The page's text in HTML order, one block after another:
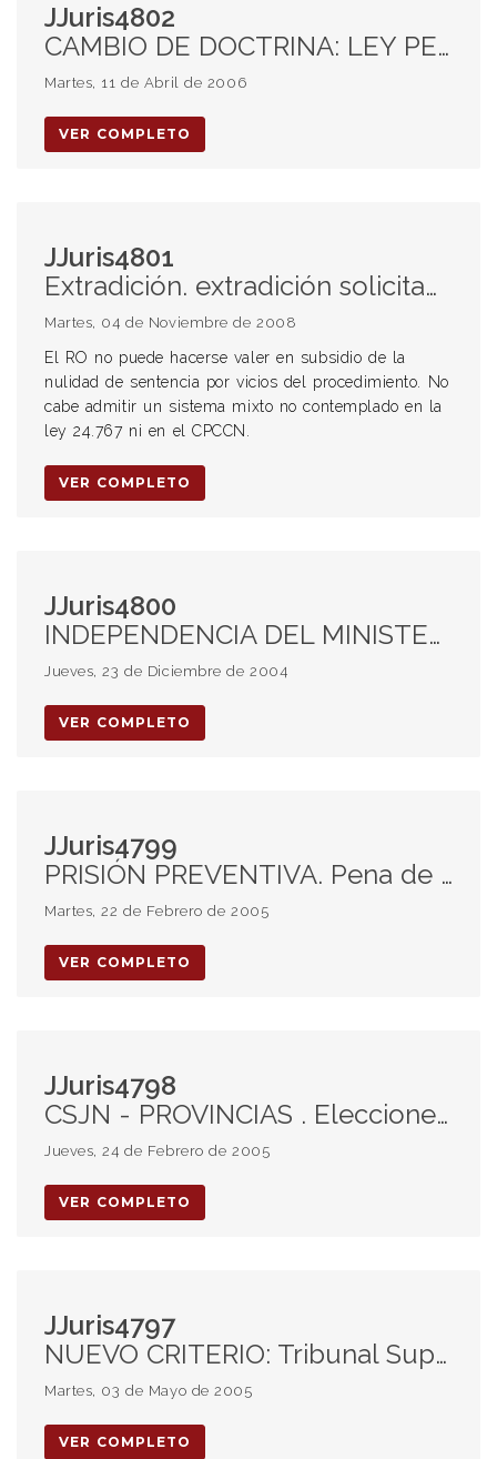
JJuris4802
CAMBIO DE DOCTRINA: LEY PENAL MÁS BENIGNA: aplicación del principio a la ley penal en blanco. Retroactividad. Control de cambios.
Martes, 11 de Abril de 2006
VER COMPLETO
JJuris4801
Extradición. extradición solicitada por el gobierno de la Rep.Fed. de Alemania. RO mal concedido.
Martes, 04 de Noviembre de 2008
El RO no puede hacerse valer en subsidio de la
nulidad de sentencia por vicios del procedimiento. No
cabe admitir un sistema mixto no contemplado en la
ley 24.767 ni en el CPCCN.
VER COMPLETO
JJuris4800
INDEPENDENCIA DEL MINISTERIO PÚBLICO FISCAL: Inconstitucionaldiad del art. 348 del CProcPenal Nación. Derogación tácita. Facultad acusatoria: Competencias excluyentes.
Jueves, 23 de Diciembre de 2004
VER COMPLETO
JJuris4799
PRISIÓN PREVENTIVA. Pena de reclusión y prisión. Igualdad a los efectos del cómputo.
Martes, 22 de Febrero de 2005
VER COMPLETO
JJuris4798
CSJN - PROVINCIAS . Elecciones comunales . Autonomía municipal. Inconstitucionalidad de normas provinciales.
Jueves, 24 de Febrero de 2005
VER COMPLETO
JJuris4797
NUEVO CRITERIO: Tribunal Superior de la causa. Recurso Extraordinario. Determinación. Justicia Penal Nacional y Federal.
Martes, 03 de Mayo de 2005
VER COMPLETO